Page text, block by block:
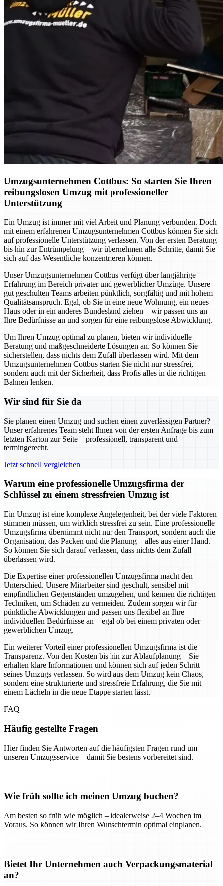
Umzugsunternehmen Cottbus: So starten Sie Ihren
reibungslosen Umzug mit professioneller
Unterstützung
Ein Umzug ist immer mit viel Arbeit und Planung verbunden. Doch
mit einem erfahrenen Umzugsunternehmen Cottbus können Sie sich
auf professionelle Unterstützung verlassen. Von der ersten Beratung
bis hin zur Entrümpelung – wir übernehmen alle Schritte, damit Sie
sich auf das Wesentliche konzentrieren können.
Unser Umzugsunternehmen Cottbus verfügt über langjährige
Erfahrung im Bereich privater und gewerblicher Umzüge. Unsere
gut geschulten Teams arbeiten pünktlich, sorgfältig und mit hohem
Qualitätsanspruch. Egal, ob Sie in eine neue Wohnung, ein neues
Haus oder in ein anderes Bundesland ziehen – wir passen uns an
Ihre Bedürfnisse an und sorgen für eine reibungslose Abwicklung.
Um Ihren Umzug optimal zu planen, bieten wir individuelle
Beratung und maßgeschneiderte Lösungen an. So können Sie
sicherstellen, dass nichts dem Zufall überlassen wird. Mit dem
Umzugsunternehmen Cottbus starten Sie nicht nur stressfrei,
sondern auch mit der Sicherheit, dass Profis alles in die richtigen
Bahnen lenken.
Wir sind für Sie da
Sie planen einen Umzug und suchen einen zuverlässigen Partner?
Unser erfahrenes Team steht Ihnen von der ersten Anfrage bis zum
letzten Karton zur Seite – professionell, transparent und
termingerecht.
Jetzt schnell vergleichen
Warum eine professionelle Umzugsfirma der
Schlüssel zu einem stressfreien Umzug ist
Ein Umzug ist eine komplexe Angelegenheit, bei der viele Faktoren
stimmen müssen, um wirklich stressfrei zu sein. Eine professionelle
Umzugsfirma übernimmt nicht nur den Transport, sondern auch die
Organisation, das Packen und die Planung – alles aus einer Hand.
So können Sie sich darauf verlassen, dass nichts dem Zufall
überlassen wird.
Die Expertise einer professionellen Umzugsfirma macht den
Unterschied. Unsere Mitarbeiter sind geschult, sensibel mit
empfindlichen Gegenständen umzugehen, und kennen die richtigen
Techniken, um Schäden zu vermeiden. Zudem sorgen wir für
pünktliche Abwicklungen und passen uns flexibel an Ihre
individuellen Bedürfnisse an – egal ob bei einem privaten oder
gewerblichen Umzug.
Ein weiterer Vorteil einer professionellen Umzugsfirma ist die
Transparenz. Von den Kosten bis hin zur Ablaufplanung – Sie
erhalten klare Informationen und können sich auf jeden Schritt
seines Umzugs verlassen. So wird aus dem Umzug kein Chaos,
sondern eine strukturierte und stressfreie Erfahrung, die Sie mit
einem Lächeln in die neue Etappe starten lässt.
FAQ
Häufig gestellte Fragen
Hier finden Sie Antworten auf die häufigsten Fragen rund um
unseren Umzugsservice – damit Sie bestens vorbereitet sind.
Wie früh sollte ich meinen Umzug buchen?
Am besten so früh wie möglich – idealerweise 2–4 Wochen im
Voraus. So können wir Ihren Wunschtermin optimal einplanen.
Bietet Ihr Unternehmen auch Verpackungsmaterial
an?